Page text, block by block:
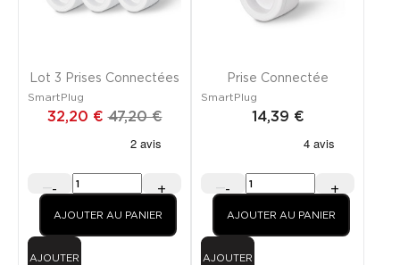
Lot 3 Prises Connectées
SmartPlug
32,20 € 47,20 €
- +
AJOUTER AU PANIER
AJOUTER
Prise Connectée
SmartPlug
14,39 €
- +
AJOUTER AU PANIER
AJOUTER